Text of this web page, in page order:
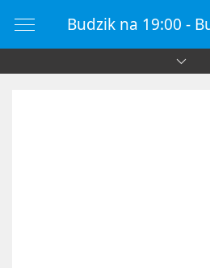
Budzik na 19:00 -